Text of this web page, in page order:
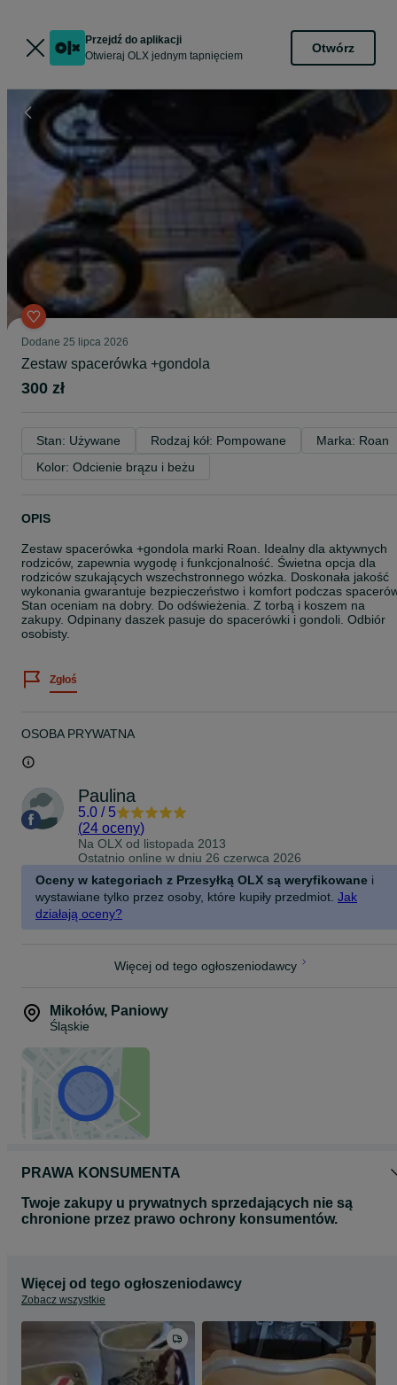
Przejdź do aplikacji
Otwieraj OLX jednym tapnięciem
Otwórz
Dodane 25 lipca 2026
Zestaw spacerówka +gondola
300 zł
Stan: Używane Rodzaj kół: Pompowane
Marka: Roan
Kolor: Odcienie brązu i beżu
OPIS
Zestaw spacerówka +gondola marki Roan. Idealny dla aktywnych
rodziców, zapewnia wygodę i funkcjonalność. Świetna opcja dla
rodziców szukających wszechstronnego wózka. Doskonała jakość
wykonania gwarantuje bezpieczeństwo i komfort podczas
Stan oceniam na dobry. Do odświeżenia. Z torbą i koszem na
zakupy. Odpinany daszek pasuje do spacerówki i gondoli. Odbiór
osobisty.
Zgłoś
OSOBA PRYWATNA
Paulina
5.0 / 5
(24 oceny)
Na OLX od listopada 2013
Ostatnio online w dniu 26 czerwca 2026
Oceny w kategoriach z Przesyłką OLX są weryfikowane i
wystawiane tylko przez osoby, które kupiły przedmiot. Jak
działają oceny?
Więcej od tego ogłoszeniodawcy
Mikołów, Paniowy
Śląskie
PRAWA KONSUMENTA
Twoje zakupy u prywatnych sprzedających nie są
chronione przez prawo ochrony konsumentów.
Więcej od tego ogłoszeniodawcy
Zobacz wszystkie